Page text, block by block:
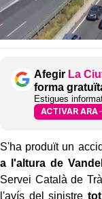
Afegir La
forma
Estigues
ACTIVAR ARA
S'ha produït un
a l'altura de
Servei Català de
l'avís del sinistre